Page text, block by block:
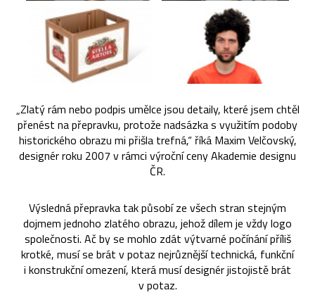
„Zlatý rám nebo podpis umělce jsou detaily, které jsem chtěl
přenést na přepravku, protože nadsázka s využitím podoby
historického obrazu mi přišla trefná,“ říká Maxim Velčovský,
designér roku 2007 v rámci výroční ceny Akademie designu
ČR.
Výsledná přepravka tak působí ze všech stran stejným
dojmem jednoho zlatého obrazu, jehož dílem je vždy logo
společnosti. Ač by se mohlo zdát výtvarné počínání příliš
krotké, musí se brát v potaz nejrůznější technická, funkční
i konstrukční omezení, která musí designér jistojistě brát
v potaz.